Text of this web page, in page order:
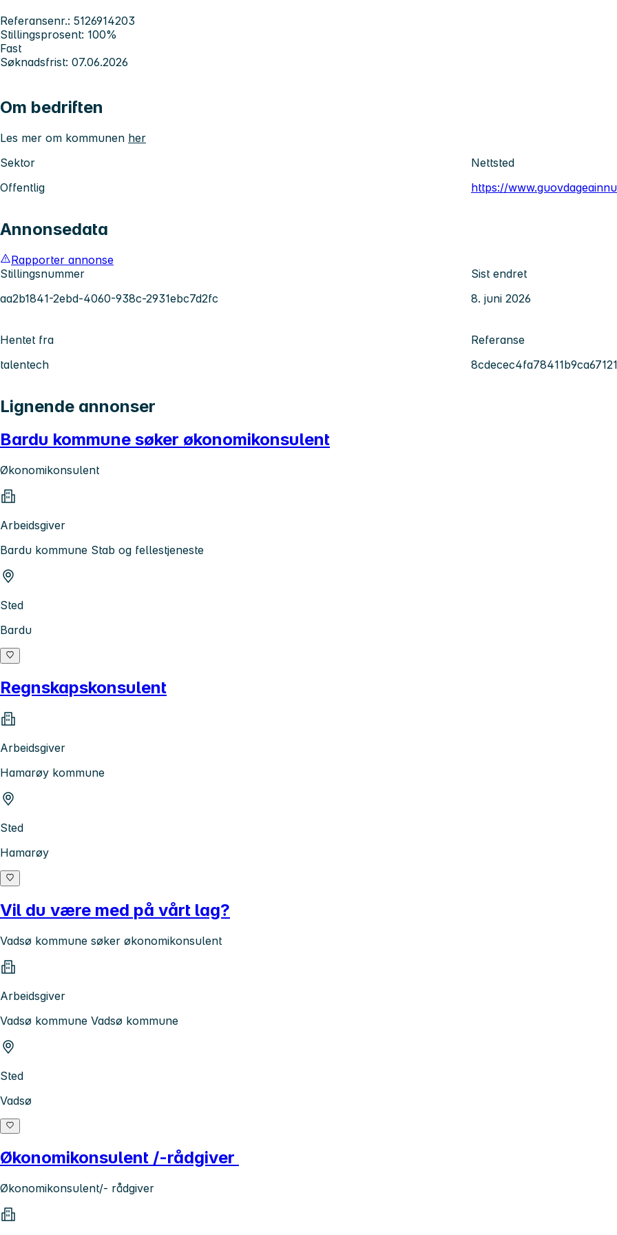
Referansenr.: 5126914203
Stillingsprosent: 100%
Fast
Søknadsfrist: 07.06.2026
Om bedriften
Les mer om kommunen her
Sektor
Offentlig
Nettsted
https://
Annonsedata
Rapporter annonse
Stillingsnummer
aa2b1841-2ebd-4060-938c-2931ebc7d2fc
Sist endret
8. juni 2026
Hentet fra
talentech
Referanse
Lignende annonser
Bardu kommune søker økonomikonsulent
Økonomikonsulent
Arbeidsgiver
Bardu kommune Stab og fellestjeneste
Sted
Bardu
Regnskapskonsulent
Arbeidsgiver
Hamarøy kommune
Sted
Hamarøy
Vil du være med på vårt lag?
Vadsø kommune søker økonomikonsulent
Arbeidsgiver
Vadsø kommune Vadsø kommune
Sted
Vadsø
Økonomikonsulent /-rådgiver
Økonomikonsulent/- rådgiver